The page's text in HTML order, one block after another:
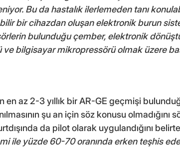
Bu da hastalık ilerlemeden tanı
bir cihazdan oluşan elektronik burun
bulunduğu çember, elektronik
bilgisayar mikropressörü olmak üzere
en az 2-3 yıllık bir AR-GE geçmişi
şu an için söz konusu olmadığını
da pilot olarak uygulandığını
ile yüzde 60-70 oranında erken teşhis